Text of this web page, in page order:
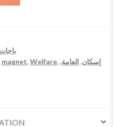
Pins باجات
magnet, Welfare, إسكان, العامة,